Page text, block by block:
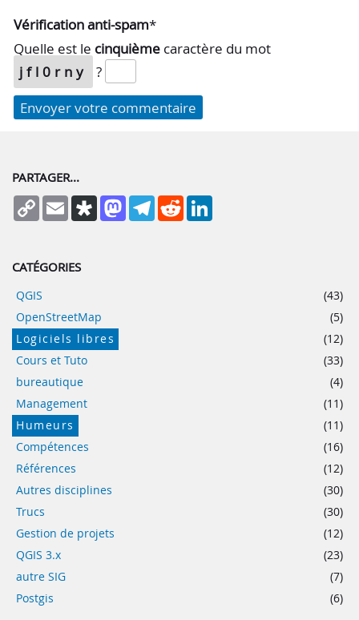
Vérification anti-spam*
Quelle est le cinquième caractère du mot
jfl0rny
?
PARTAGER...
Copy
Link
Email DiasporaMastodonTelegram
Reddit
CATÉGORIES
QGIS
(43)
OpenStreetMap
(5)
Logiciels libres
(12)
Cours et Tuto
(33)
bureautique
(4)
Management
(11)
Humeurs
(11)
Compétences
(16)
Références
(12)
Autres disciplines
(30)
Trucs
(30)
Gestion de projets
(12)
QGIS 3.x
(23)
autre SIG
(7)
Postgis
(6)